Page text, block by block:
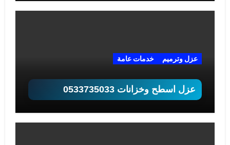
عزل وترميم خدمات عامة
عزل اسطح وخزانات 0533735033